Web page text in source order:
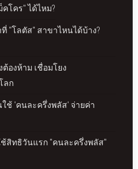
โคร" ได้ไหม?
"โลตัส" สาขาไหนได้บ้าง?
ต้องห้าม เชื่อมโยง
ลก
ช้ 'คนละครึ่งพลัส' จ่ายค่า
ช้สิทธิวันแรก "คนละครึ่งพลัส"